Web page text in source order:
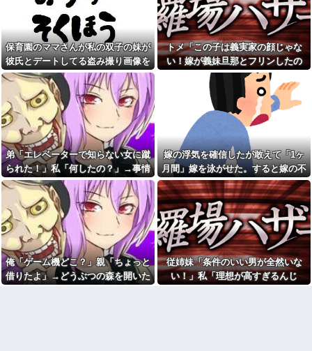
こうもバカで感情的なのだろう
俺を嫌う義娘は、母が危篤に
なっても「会いに行かない」と
言った
私「血まみれで何してるんで
すか！？」婆さん「腕が抜けな
いのよ…助けて！」→帰宅した
ら玄関前がとんでもない修羅場
になっていて…
義兄嫁「身の丈に合った暮ら
しをしなさいよ」私「えっ、何
が気に入らないの？」→義実家
での同居生活にロを出され続け
て…
彼氏とのデートの会計で彼が
「端数の25円出して」正直に出
したらこうなったwww
勝手に上がり込んできた義母
が息子に「おばあちゃんにはお
帰りなさいでしょ？」と言っ
た。息子は「ここは僕とママと
パパのお家だから、お邪魔しま
すって言...
カフェで長時間パソコン弄っ
ている奴の正体
FIFAとUEFAの争いが凄まじい
泥沼状態に突入、UEFAの要求を
呑んだFIFAだったがUEFA側は強
硬姿勢を崩さず……
【悲報】コロオギ食を広めよ
うとして倒産した人、全く諦め
て居なかった
亡き叔母の遺書「実は17年前
に従兄弟と赤ちゃんを交換し
た」全員で家族会議を開いた結
果、拍子抜けするほど〇〇な展
開を迎えて婚約者呆然←家族の
絆が深すぎて修羅場にならんか
った
高2女、高校受験に失敗して私
立に在学中→私「7万のカバンで
も買おうかなw」母「私立がどん
だけ金かかってると思ってんね
ん」 →結果
釣りに行く息子がご飯全部お
にぎりにしてくれた。わずかに
ビオレ薬用ハンドソープの匂い
がする
パートの面接で号泣しながら
「ここもダメだったらもう食べ
ていけないんです」って熱弁し
てた人がいた
保育園のママさんが私の双子の妹が
彼氏とデートしてる盗み撮り画像を
見せて「あとはわかるよね？とりあ
えず5万を家に持ってきて」と脅し
てきた
トメ「この子は義実家の顔じゃな
い！嫁が義妹旦那とフリンしたの
よ！」私「DNA鑑定します？」義妹
旦那「もちろんです」→結果…
弟「エレベーターで知らない女に蹴
られた！」私「何したの？」→事情
を聞いた家族全員が「それは自業自
得」と呆れてしまい…
嫁の浮気を確信したが敢えて「1ヶ
月間」嫁を泳がせた。すると嫁の不
倫がトンデモないことに...
俺「ゲーム機どこ？」親「ちょっと
借りたよ」→どうぶつの森を開いた
従姉妹「条件のいい男が全然いな
い！」私「理想が高すぎるんじ